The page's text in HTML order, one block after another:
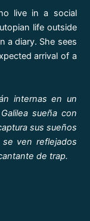
live in a social
life outside
a diary. She sees
arrival of a
internas en un
sueña con
sus sueños
ven reflejados
de trap.